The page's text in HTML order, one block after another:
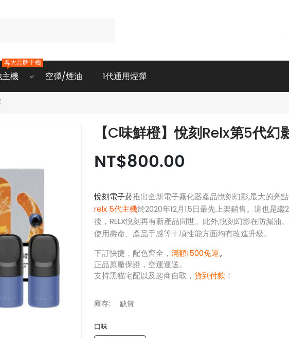
機
各大品牌主機
空彈/煙油 1代通用煙彈
【C味鮮橙】悅刻Relx第5代幻
NT$800.00
悅刻電子菸推出全新電子霧化器產品悅刻幻影,最大的亮
relx 5代主機於2020年12月15日最先上架銷售。這也是繼
後，RELX悅刻再有新產品問世。此外,悅刻幻影在防漏油
使用壽命、產品手感等十項性能方面均有改進升級。
下訂快捷，配色齊全， 滿額1500免運。
正品原廠保證，空運運送。
支持黑貓宅配以及超商自取， 貨到付款 ！
庫存: 缺貨
口味